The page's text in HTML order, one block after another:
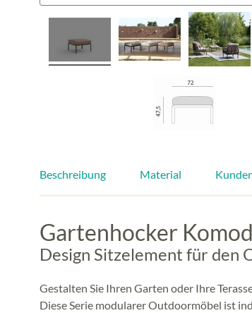
Beschreibung Material
Gartenhocker
Design Sitzelement für den
Gestalten Sie Ihren Garten oder Ihre
Diese Serie modularer Outdoormöbel ist